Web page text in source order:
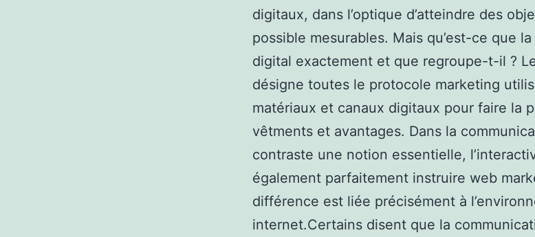
digitaux, dans l’optique d’atteindre des
possible mesurables. Mais qu’est-ce que
digital exactement et que regroupe-t-il ?
désigne toutes le protocole marketing
matériaux et canaux digitaux pour faire la
vêtments et avantages. Dans la
contraste une notion essentielle,
également parfaitement instruire web
différence est liée précisément à
internet.Certains disent que la